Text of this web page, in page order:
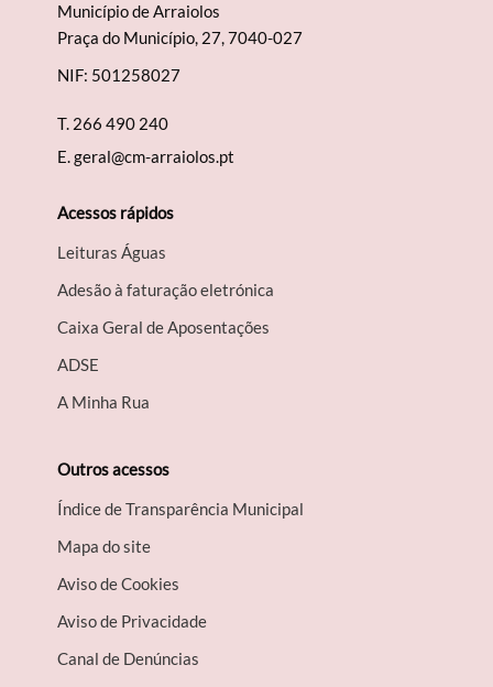
Município de Arraiolos
Praça do Município, 27, 7040-027
NIF: 501258027
T. 266 490 240
E.geral@cm-arraiolos.pt
Acessos rápidos
Leituras Águas
Adesão à faturação eletrónica
Caixa Geral de Aposentações
A​DSE
A Minha Rua
Outros acessos
Índice de Transparência Municipal
Mapa do site
Aviso de Cookies
Aviso de Privacidade
Canal de Denúncias